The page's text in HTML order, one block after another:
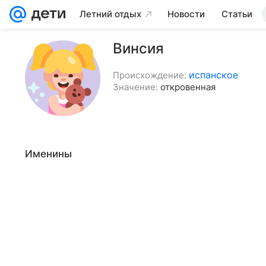
Летний отдых Новости Статьи
Винсия
Происхождение: испанское
Значение: откровенная
Именины